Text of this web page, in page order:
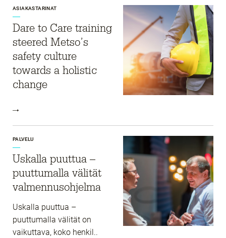
ASIAKASTARINAT
Dare to Care training
steered Metso’s
safety culture
towards a holistic
change
PALVELU
Uskalla puuttua –
puuttumalla välität
valmennusohjelma​
Uskalla puuttua –
puuttumalla välität on
vaikuttava, koko henkil..